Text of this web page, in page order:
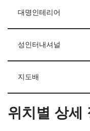
대명인테리어
성인터내셔널
지도배
위치별 상세